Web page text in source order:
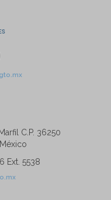
C.P. 36250
Ext. 5538